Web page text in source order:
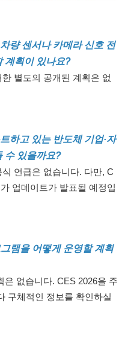
량 센서나 카메라 신호 전
계획이 있나요?
별도의 공개된 계획은 없
하고 있는 반도체 기업·자
수 있을까요?
언급은 없습니다. 다만, C
업데이트가 발표될 예정입
램을 어떻게 운영할 계획
은 없습니다. CES 2026을 주
구체적인 정보를 확인하실